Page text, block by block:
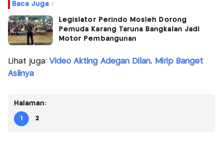
Baca Juga :
Legislator Perindo Mosleh Dorong
Pemuda Karang Taruna Bangkalan Jadi
Motor Pembangunan
Lihat juga: Video Akting Adegan Dilan, Mirip Banget
Aslinya
Halaman:
1 2